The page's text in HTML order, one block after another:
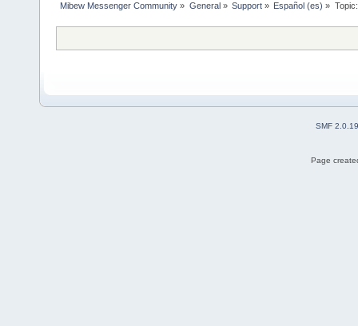
Mibew Messenger Community » General » Support» Español (es) »
SMF 2.0.19
Page